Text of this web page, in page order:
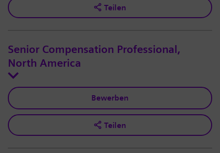
Teilen
Senior Compensation Professional,
North America
Bewerben
Teilen